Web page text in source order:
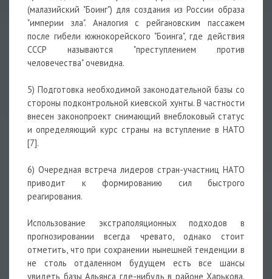
(малазийский "Боинг") для создания из России образа
"империи зла". Аналогия с рейгановским пассажем
после гибели южнокорейского "Боинга", где действия
СССР называются "преступлением против
человечества" очевидна.
5) Подготовка необходимой законодательной базы со
стороны подконтрольной киевской хунты. В частности
внесен законопроект снимающий внеблоковый статус
и определяющий курс страны на вступление в НАТО
[7].
6) Очередная встреча лидеров стран-участниц НАТО
приводит к формированию сил быстрого
реагирования.
Использование экстраполяционных подходов в
прогнозировании всегда чревато, однако стоит
отметить, что при сохранении нынешней тенденции в
не столь отдаленном будущем есть все шансы
увидеть базы Альянса где-нибудь в районе Харькова.